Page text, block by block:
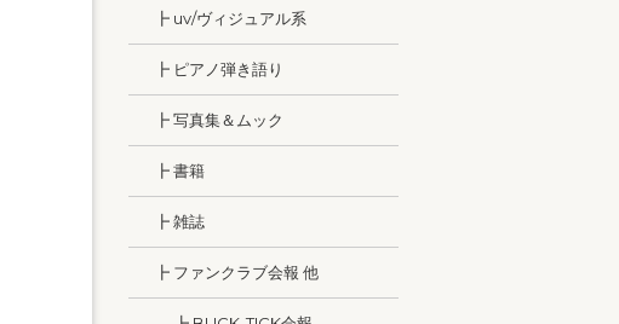
┣ uv/ヴィジュアル系
┣ ピアノ弾き語り
┣ 写真集＆ムック
┣ 書籍
┣ 雑誌
┣ ファンクラブ会報 他